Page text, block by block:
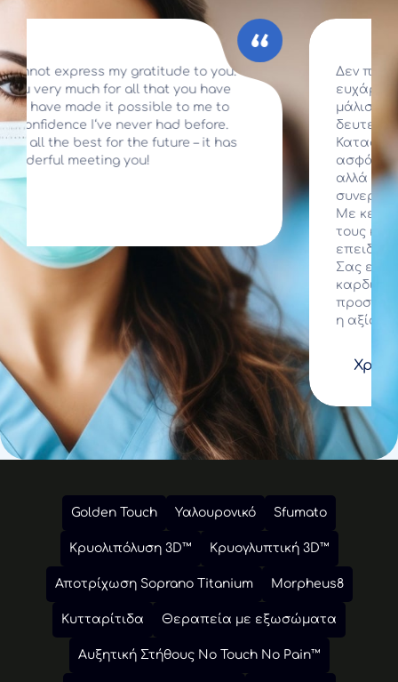
to you.
that you have
to me to
had before.
future – it has
Δεν περίμενα ποτέ να
ευχάριστα σε μία επίσκεψη
μάλιστα από τα πρώτα
δευτερόλεπτα!
Καταφέρατε να με κάνετε
ασφάλεια και σιγουριά, όχι
αλλά και στην διάρκεια όλης
συνεργασίας.
Με κερδίσατε όχι μόνο
τους καλύτερους
επειδή είστε πάνω από όλα
Σας ευχαριστώ ειλικρινά
καρδιά μου για όλα όσα μου
προσφέρει (και θα
η αξία σας ανεκτίμητη!
Χριστίνα
Golden Touch Υαλουρονικό Sfumato
Κρυολιπόλυση 3D™ Κρυογλυπτική 3D™
Αποτρίχωση Soprano Titanium Morpheus8
Κυτταρίτιδα Θεραπεία με εξωσώματα
Αυξητική Στήθους No Touch No Pain™